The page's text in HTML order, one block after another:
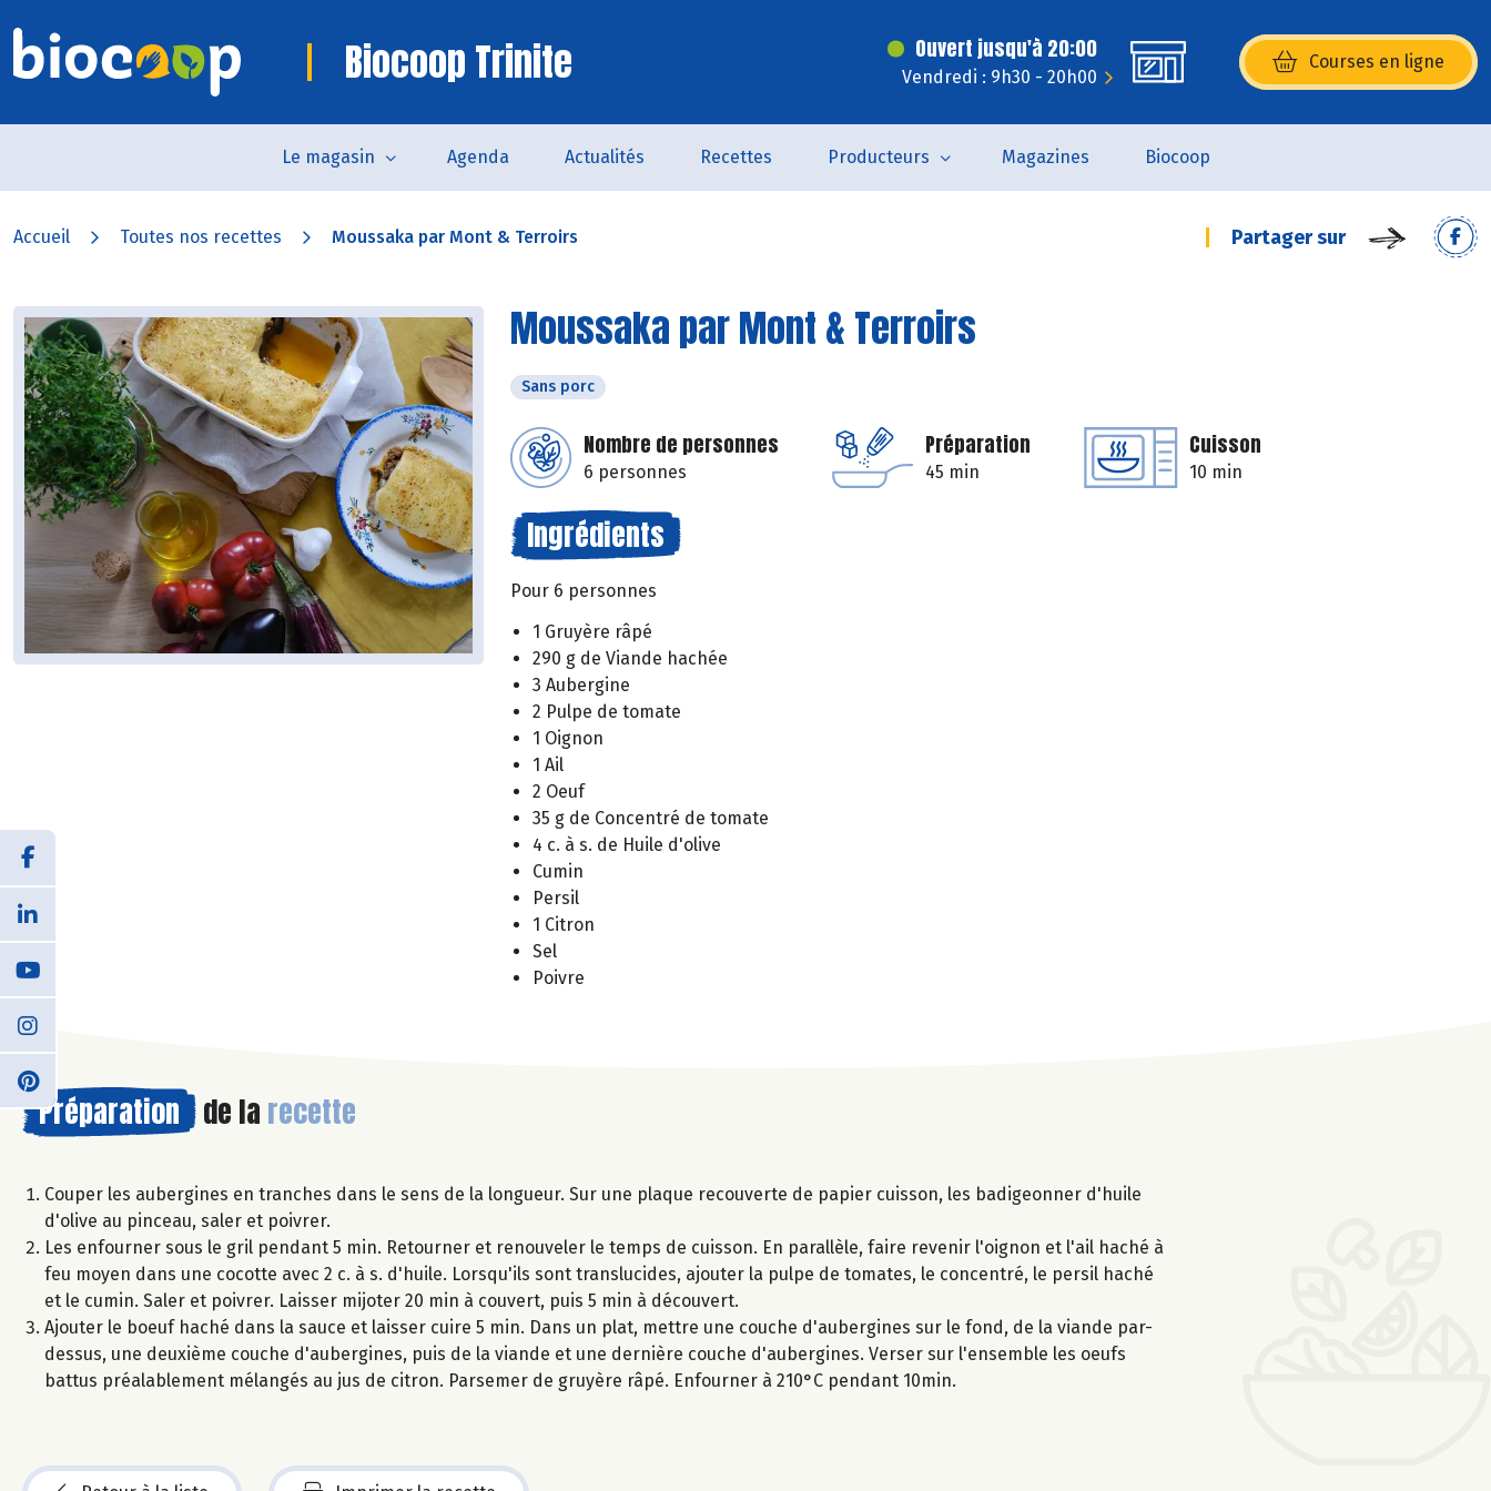
Biocoop Trinite Ouvert jusqu'à 20:00
Vendredi : 9h30 - 20h00
Courses en ligne
(s’ouvre dans une nouvelle
Le magasin Agenda Actualités Recettes Producteurs Magazines Biocoop
Accueil Toutes nos recettes Moussaka par Mont & Terroirs Partager sur
Moussaka par Mont & Terroirs
Sans porc
Nombre de personnes
6 personnes
Préparation
45 min
Cuisson
10 min
Ingrédients
Pour 6 personnes
1 Gruyère râpé
290 g de Viande hachée
3 Aubergine
2 Pulpe de tomate
1 Oignon
1 Ail
2 Oeuf
35 g de Concentré de tomate
4 c. à s. de Huile d'olive
Cumin
Persil
1 Citron
Sel
Poivre
Préparation de la recette
Couper les aubergines en tranches dans le sens de la longueur. Sur une plaque recouverte de papier cuisson, les badigeonner d'huile
d'olive au pinceau, saler et poivrer.
Les enfourner sous le gril pendant 5 min. Retourner et renouveler le temps de cuisson. En parallèle, faire revenir l'oignon et l'ail haché à
feu moyen dans une cocotte avec 2 c. à s. d'huile. Lorsqu'ils sont translucides, ajouter la pulpe de tomates, le concentré, le persil haché
et le cumin. Saler et poivrer. Laisser mijoter 20 min à couvert, puis 5 min à découvert.
Ajouter le boeuf haché dans la sauce et laisser cuire 5 min. Dans un plat, mettre une couche d'aubergines sur le fond, de la viande par-
dessus, une deuxième couche d'aubergines, puis de la viande et une dernière couche d'aubergines. Verser sur l'ensemble les oeufs
battus préalablement mélangés au jus de citron. Parsemer de gruyère râpé. Enfourner à 210°C pendant 10min.